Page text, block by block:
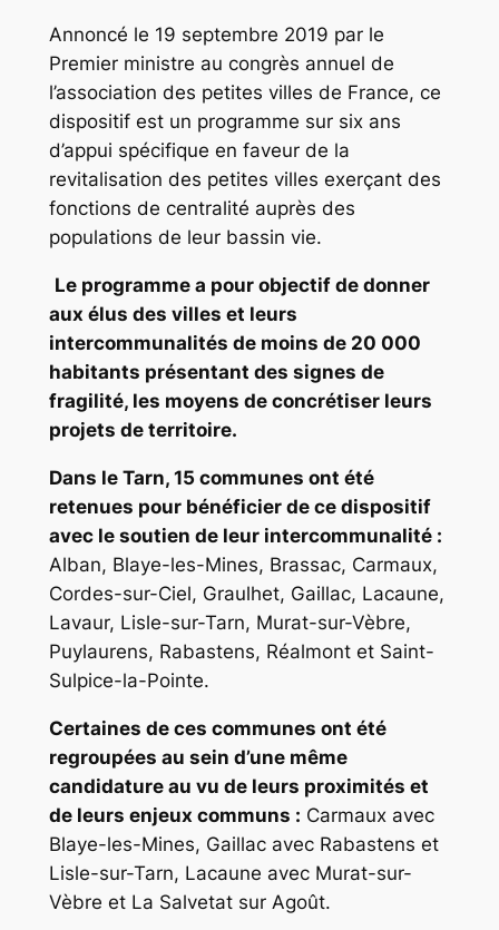
Annoncé le 19 septembre 2019 par le
Premier ministre au congrès annuel de
l’association des petites villes de France, ce
dispositif est un programme sur six ans
d’appui spécifique en faveur de la
revitalisation des petites villes exerçant des
fonctions de centralité auprès des
populations de leur bassin vie.
Le programme a pour objectif de donner
aux élus des villes et leurs
intercommunalités de moins de 20 000
habitants présentant des signes de
fragilité, les moyens de concrétiser leurs
projets de territoire.
Dans le Tarn, 15 communes ont été
retenues pour bénéficier de ce dispositif
avec le soutien de leur intercommunalité :
Alban, Blaye-les-Mines, Brassac, Carmaux,
Cordes-sur-Ciel, Graulhet, Gaillac, Lacaune,
Lavaur, Lisle-sur-Tarn, Murat-sur-Vèbre,
Puylaurens, Rabastens, Réalmont et Saint-
Sulpice-la-Pointe.
Certaines de ces communes ont été
regroupées au sein d’une même
candidature au vu de leurs proximités et
de leurs enjeux communs : Carmaux avec
Blaye-les-Mines, Gaillac avec Rabastens et
Lisle-sur-Tarn, Lacaune avec Murat-sur-
Vèbre et La Salvetat sur Agoût.